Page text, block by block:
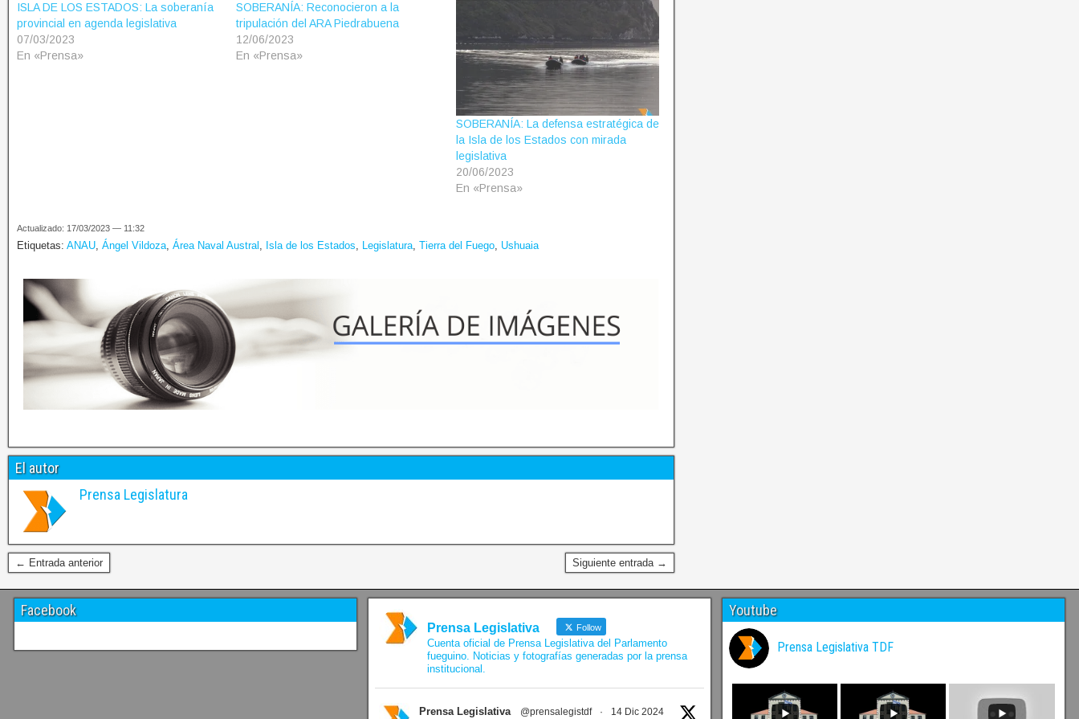
ISLA DE LOS ESTADOS: La soberanía
provincial en agenda legislativa
07/03/2023
En «Prensa»
SOBERANÍA: Reconocieron a la
tripulación del ARA Piedrabuena
12/06/2023
En «Prensa»
SOBERANÍA: La defensa estratégica de
la Isla de los Estados con mirada
legislativa
20/06/2023
En «Prensa»
Actualizado: 17/03/2023 — 11:32
Etiquetas: ANAU Ángel Vildoza Área Naval Austral Isla de los Estados Legislatura Tierra del Fuego Ushuaia
El autor
Prensa Legislatura
← Entrada anterior Siguiente entrada →
Facebook
Prensa Legislativa Follow
Cuenta oficial de Prensa Legislativa del Parlamento
fueguino. Noticias y fotografías generadas por la prensa
institucional.
Prensa Legislativa @prensalegistdf · 14 Dic 2024
Youtube
Prensa Legislativa TDF